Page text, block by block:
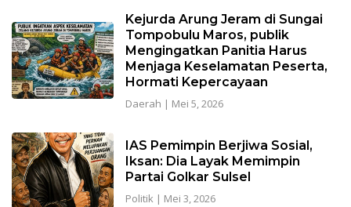
Kejurda Arung Jeram di Sungai
Tompobulu Maros, publik
Mengingatkan Panitia Harus
Menjaga Keselamatan Peserta,
Hormati Kepercayaan
Daerah | Mei 5, 2026
IAS Pemimpin Berjiwa Sosial,
Iksan: Dia Layak Memimpin
Partai Golkar Sulsel
Politik | Mei 3, 2026